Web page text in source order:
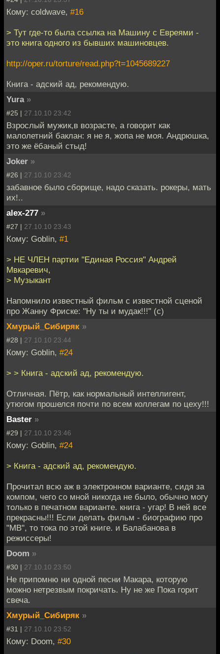
Кому: coldwave, #16
> Тут где-то была ссылка на Машину с Евреями -
это книга одного из бывших машиновцев.
http://oper.ru/torture/read.php?t=1045689227
Книга - адский ад, рекомендую.
Yura »
#25 | 27.10.10 23:42
Взрослый мужик,в возрасте, а говорит как
малолетний баклан: я не я, жопа не моя. Андрюшка,
это же ёбаный стыд!
Joker »
#26 | 27.10.10 23:42
забавное было сборище, надо сказать. рокеры, мать
их!..
alex-277 »
#27 | 27.10.10 23:43
Кому: Goblin, #1
> НЕ ЧЛЕН партии "Единая Россия" Андрей
Мвкаревич,
> Музыкант
Напомнило известный фильм с известной сценой
про Жанну Фриске: "Ну ты и мудак!!!" (с)
Хмурый_Сибиряк »
#28 | 27.10.10 23:44
Кому: Goblin, #24
> > Книга - адский ад, рекомендую.
Отличная. Пётр, как нормальный интеллигент,
утюгом прошелся почти по всем коллегам по цеху!!!
Baster »
#29 | 27.10.10 23:46
Кому: Goblin, #24
> Книга - адский ад, рекомендую.
Прочитал всю аж в электронном варианте, сидя за
компом, чего со мной никогда не было, обычно могу
только в печатном варианте. книга - угар! В ней все
прекрасны!!! Если делать фильм - биографию про
"МВ", то тока по этой книге. и Балабанова в
режиссеры!
Doom »
#30 | 27.10.10 23:50
Не припомню ни одной песни Макара, которую
можно нетрезвым покричать. Ну не же Пока горит
свеча.
Хмурый_Сибиряк »
#31 | 27.10.10 23:52
Кому: Doom, #30